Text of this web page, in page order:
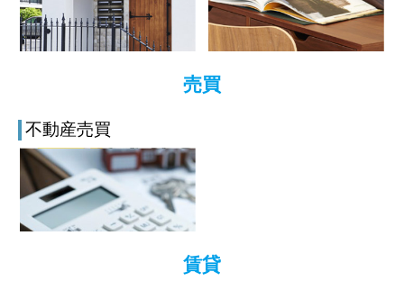
売買
不動産売買
賃貸